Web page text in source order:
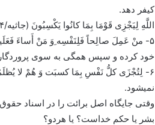
کیفر دهد.
اللَّهِ لِیَجْزِی قَوْمَا بِمَا کانُوا یَکْسِبُونَ (جاثیه/۱۴) خداوند هر گروهی را به سبب آنچه مرتکب شده‌اند به مجازات می‌رساند.
خود کرده و سپس همگی به سوی
نمی‏شود.
وقتی جایگاه اصل برائت را در اسناد
بشر یا حکم خداست؟ یا هردو؟